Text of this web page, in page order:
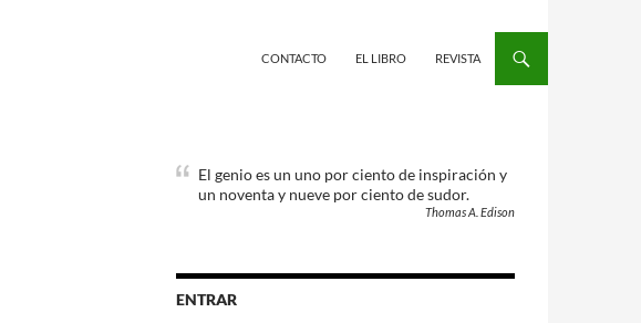
CONTACTO EL LIBRO REVISTA
El genio es un uno por ciento de inspiración y
un noventa y nueve por ciento de sudor.
Thomas A. Edison
ENTRAR